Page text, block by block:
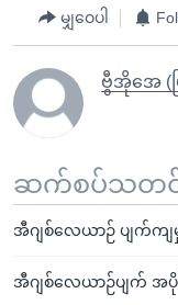
မျှဝေပါ
ဗွီအိုအေ (မ
ဆက်စပ်သတင်း
အီဂျစ်လေယာဉ် ပျက်ကျမှု
အီဂျစ်လေယာဉ်ပျက် အ